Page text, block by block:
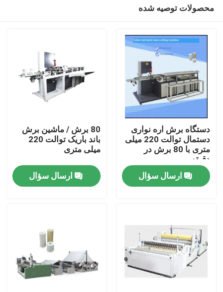
محصولات
درباره ما
محصولات توصیه شده
دستگاه برش اره نواری
دستمال توالت 220 میلی
متری با 80 برش در
دقیقه
ارسال سؤال
80 برش / ماشین برش
باند باریک توالت 220
میلی متری
ارسال سؤال